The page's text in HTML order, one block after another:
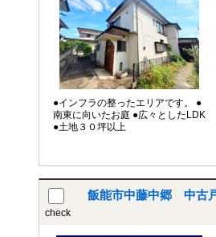
●インフラの整ったエリアです。 ●
南東に向いたお庭 ●広々としたLDK
●土地３０坪以上
check
飯能市中藤中郷 中古